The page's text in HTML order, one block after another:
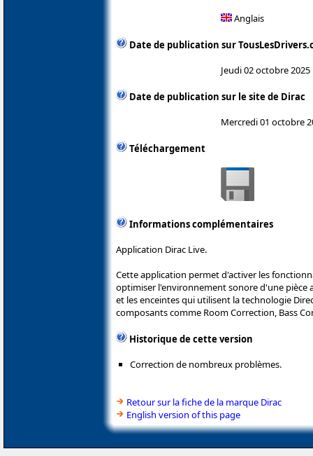
Anglais
Date de publication sur
Jeudi 02 octobre 2025
Date de publication sur le site de Dirac
Mercredi 01 octobre
Téléchargement
Informations complémentaires
Application Dirac Live.
Cette application permet d'activer les
optimiser l'environnement sonore d'une pièce
et les enceintes qui utilisent la technologie
composants comme Room Correction, Bass
Historique de cette version
Correction de nombreux problèmes.
Retour sur la fiche de la marque Dirac
English version of this page